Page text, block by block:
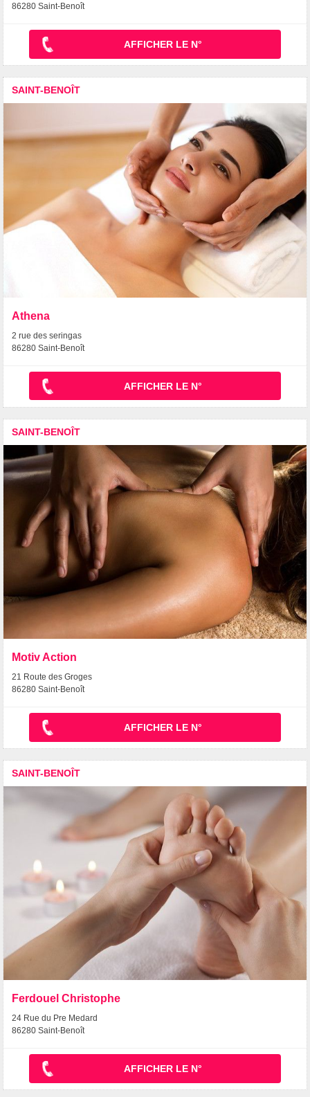
86280 Saint-Benoît
AFFICHER LE N°
SAINT-BENOÎT
Athena
2 rue des seringas
86280 Saint-Benoît
AFFICHER LE N°
SAINT-BENOÎT
Motiv Action
21 Route des Groges
86280 Saint-Benoît
AFFICHER LE N°
SAINT-BENOÎT
Ferdouel Christophe
24 Rue du Pre Medard
86280 Saint-Benoît
AFFICHER LE N°